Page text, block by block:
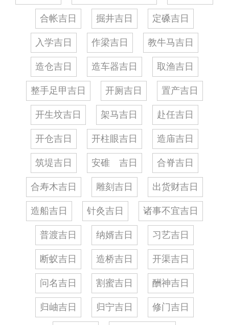
合帐吉日 掘井吉日 定磉吉日
入学吉日 作梁吉日 教牛马吉日
造仓吉日 造车器吉日 取渔吉日
整手足甲吉日 开厕吉日 置产吉日
开生坟吉日 架马吉日 赴任吉日
开仓吉日 开柱眼吉日 造庙吉日
筑堤吉日 安碓 吉日 合脊吉日
合寿木吉日 雕刻吉日 出货财吉日
造船吉日 针灸吉日 诸事不宜吉日
普渡吉日 纳婿吉日 习艺吉日
断蚁吉日 造桥吉日 开渠吉日
问名吉日 割蜜吉日 酬神吉日
归岫吉日 归宁吉日 修门吉日